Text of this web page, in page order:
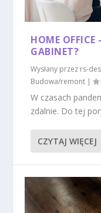
HOME OFFICE
GABINET?
Wysłany przez rs-
Budowa/remont |
W czasach
zdalnie. Do tej
CZYTAJ WIĘCEJ